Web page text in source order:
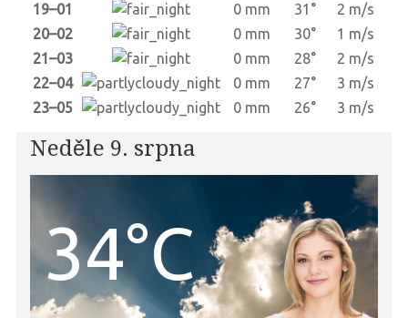
19–01
0 mm 31°
2 m/s
20–02
0 mm 30°
1 m/s
21–03
0 mm 28°
2 m/s
22–04
0 mm 27°
3 m/s
23–05
0 mm 26° 3 m/s
Neděle 9. srpna
34°C